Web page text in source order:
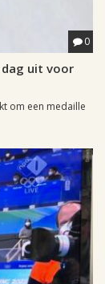
0
uit voor
om een medaille